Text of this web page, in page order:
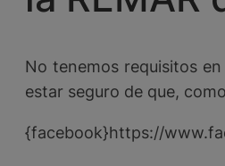
No tenemos requisitos
estar seguro de que,
{facebook}https://